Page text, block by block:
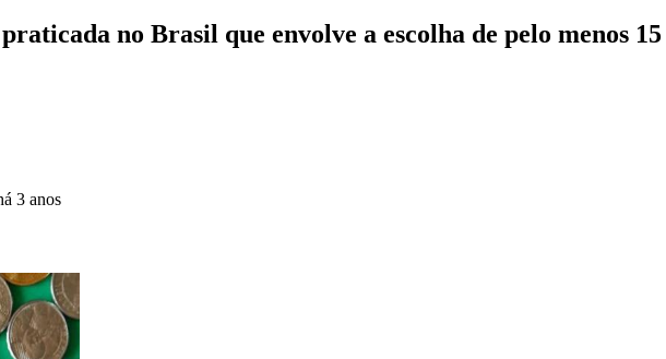
no Brasil que envolve a escolha de pelo menos
3 anos